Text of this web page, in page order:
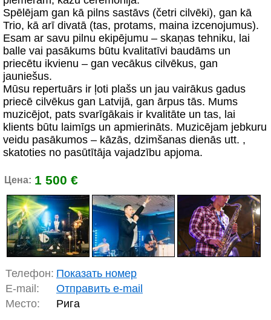
Spēlējam gan kā pilns sastāvs (četri cilvēki), gan kā
Trio, kā arī divatā (tas, protams, maina izcenojumus).
Esam ar savu pilnu ekipējumu – skaņas tehniku, lai
balle vai pasākums būtu kvalitatīvi baudāms un
priecētu ikvienu – gan vecākus cilvēkus, gan
jauniešus.
Mūsu repertuārs ir ļoti plašs un jau vairākus gadus
priecē cilvēkus gan Latvijā, gan ārpus tās. Mums
muzicējot, pats svarīgākais ir kvalitāte un tas, lai
klients būtu laimīgs un apmierināts. Muzicējam jebkuru
veidu pasākumos – kāzās, dzimšanas dienās utt. ,
skatoties no pasūtītāja vajadzību apjoma.
Цена: 1 500 €
Телефон: Показать номер
E-mail:
Отправить e-mail
Место:
Рига